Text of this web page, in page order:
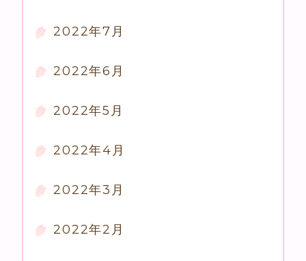
2022年7月
2022年6月
2022年5月
2022年4月
2022年3月
2022年2月